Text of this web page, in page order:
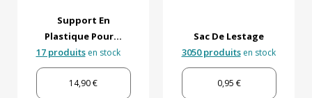
Support En
Plastique Pour...
17 produitsen stock
14,90 €
Sac De Lestage
3050 produitsen stock
0,95 €